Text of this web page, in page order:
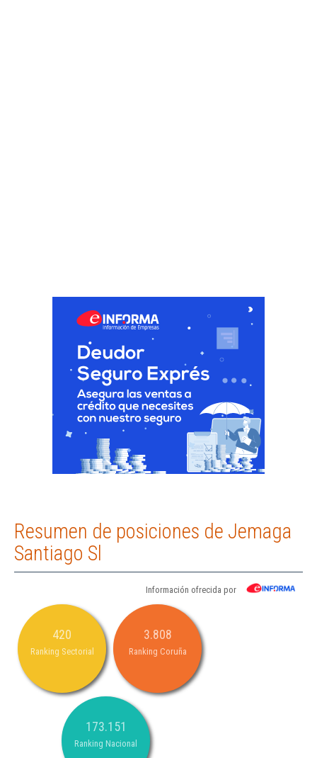
Resumen de posiciones de Jemaga
Santiago Sl
Información ofrecida por
420
Ranking Sectorial
3.808
Ranking Coruña
173.151
Ranking Nacional